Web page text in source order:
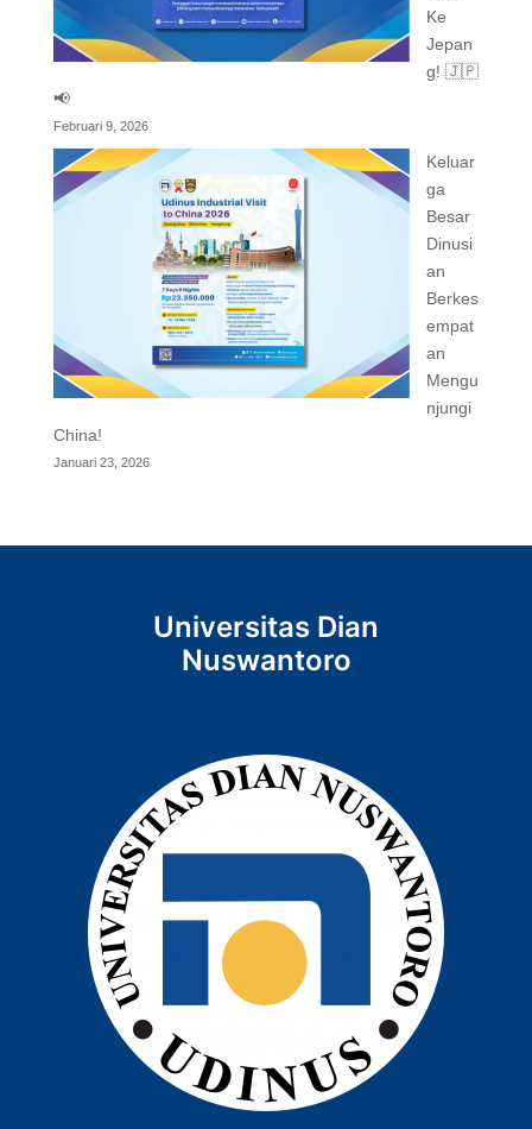
Ke
Jepan
g! 🇯🇵
📢
Februari 9, 2026
Keluar
ga
Besar
Dinusi
an
Berkes
empat
an
Mengu
njungi
China!
Januari 23, 2026
Universitas Dian
Nuswantoro